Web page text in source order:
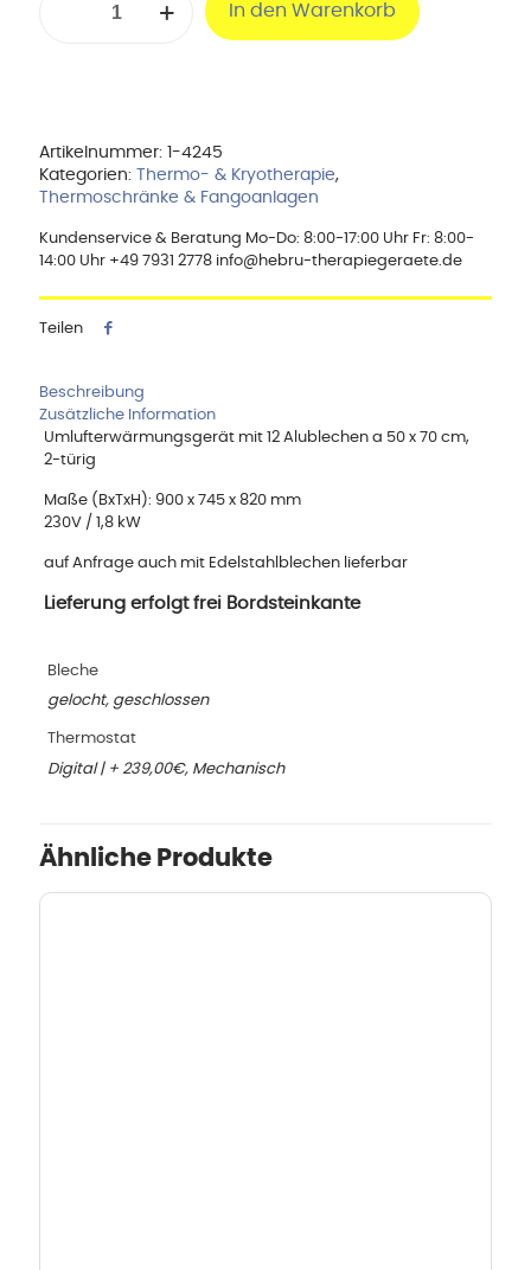
FW5070/12
In den Warenkorb
Artikelnummer: 1-4245
Kategorien:
Thermo- & Kryotherapie,
Thermoschränke & Fangoanlagen
Kundenservice & Beratung Mo-Do: 8:00-17:00 Uhr Fr: 8:00-
14:00 Uhr +49 7931 2778 info@hebru-therapiegeraete.de
Teilen
Beschreibung
Zusätzliche Information
Umlufterwärmungsgerät mit 12 Alublechen a 50 x 70 cm,
2-türig
Maße (BxTxH): 900 x 745 x 820 mm
230V / 1,8 kW
auf Anfrage auch mit Edelstahlblechen lieferbar
Lieferung erfolgt frei Bordsteinkante
Bleche
gelocht, geschlossen
Thermostat
Digital | + 239,00€, Mechanisch
Ähnliche Produkte